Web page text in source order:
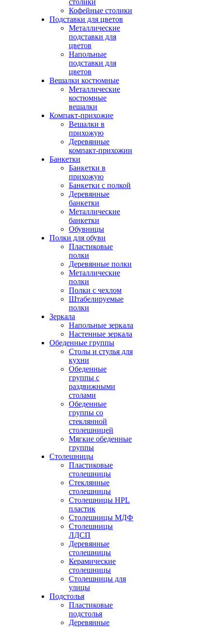
столики
Кофейные столики
Подставки для цветов
Металлические
подставки для
цветов
Напольные
подставки для
цветов
Вешалки костюмные
Металлические
костюмные
вешалки
Компакт-прихожие
Вешалки в
прихожую
Деревянные
компакт-прихожии
Банкетки
Банкетки в
прихожую
Банкетки с полкой
Деревянные
банкетки
Металлические
банкетки
Обувницы
Полки для обуви
Пластиковые
полки
Деревянные полки
Металлические
полки
Полки с чехлом
Штабелируемые
полки
Зеркала
Напольные зеркала
Настенные зеркала
Обеденные группы
Столы и стулья для
кухни
Обеденные
группы с
раздвижными
столами
Обеденные
группы со
стеклянной
столешницей
Мягкие обеденные
группы
Столешницы
Пластиковые
столешницы
Стеклянные
столешницы
Столешницы HPL
пластик
Столешницы МДФ
Столешницы
ЛДСП
Деревянные
столешницы
Керамические
столешницы
Столешницы для
улицы
Подстолья
Пластиковые
подстолья
Деревянные